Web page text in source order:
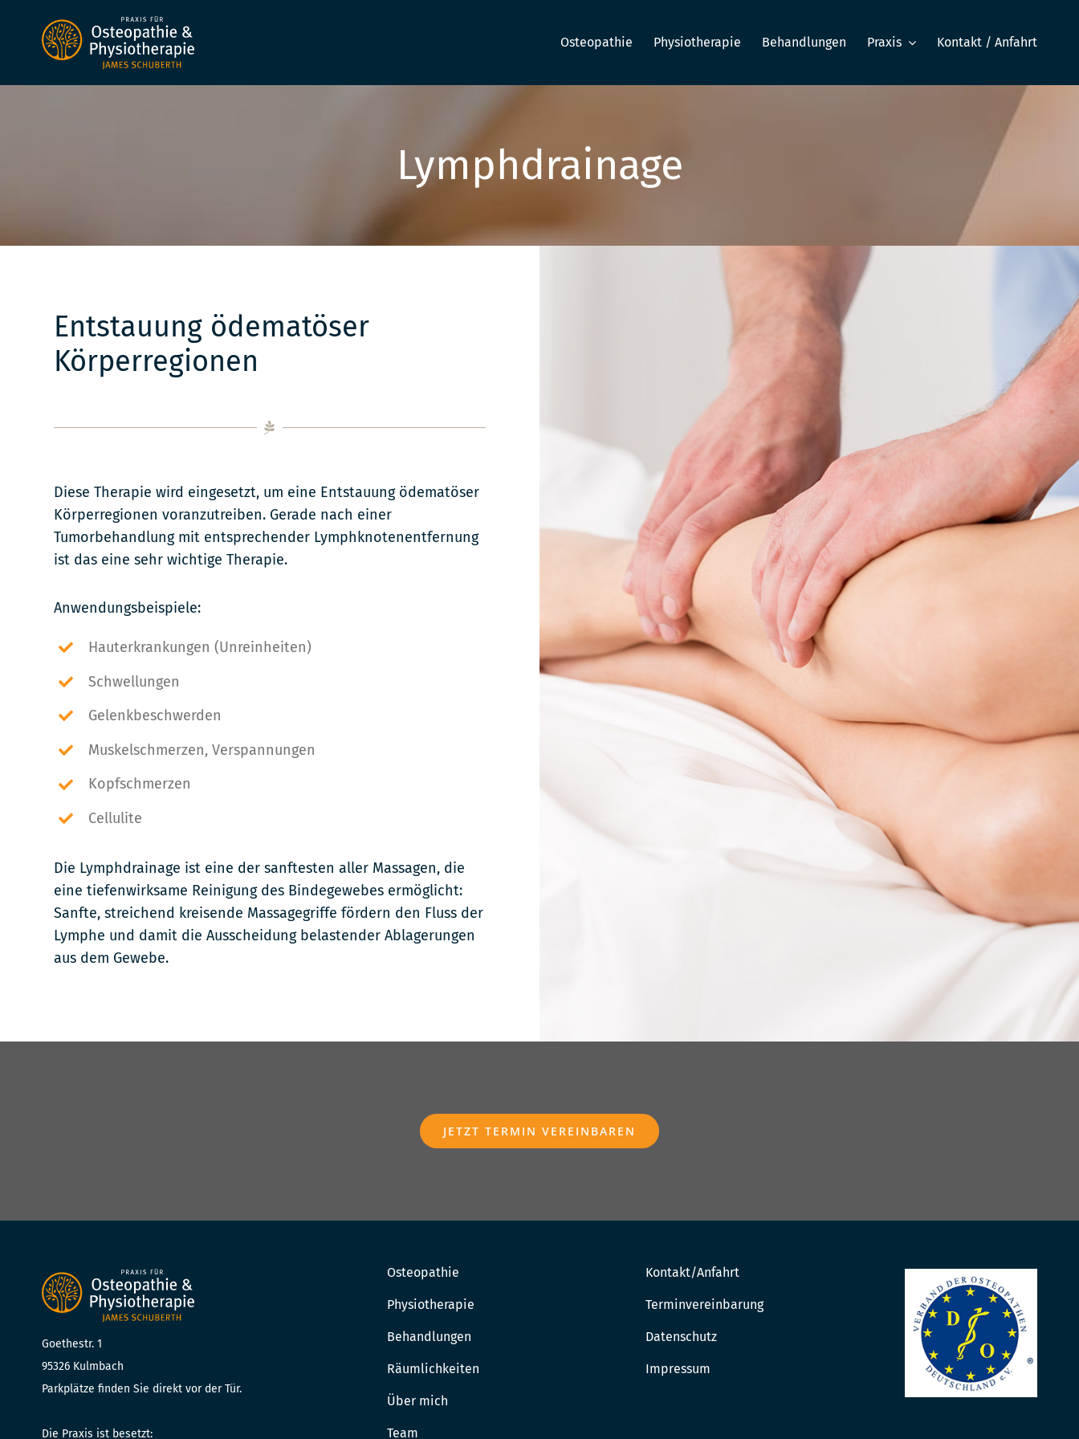
springen
Osteopathie Physiotherapie Behandlungen Praxis Kontakt / Anfahrt
Lymphdrainage
Entstauung ödematöser
Körperregionen
Diese Therapie wird eingesetzt, um eine Entstauung ödematöser
Körperregionen voranzutreiben. Gerade nach einer
Tumorbehandlung mit entsprechender Lymphknotenentfernung
ist das eine sehr wichtige Therapie.
Anwendungsbeispiele:
Hauterkrankungen (Unreinheiten)
Schwellungen
Gelenkbeschwerden
Muskelschmerzen, Verspannungen
Kopfschmerzen
Cellulite
Die Lymphdrainage ist eine der sanftesten aller Massagen, die
eine tiefenwirksame Reinigung des Bindegewebes ermöglicht:
Sanfte, streichend kreisende Massagegriffe fördern den Fluss der
Lymphe und damit die Ausscheidung belastender Ablagerungen
aus dem Gewebe.
JETZT TERMIN VEREINBAREN
Goethestr. 1
95326 Kulmbach
Parkplätze finden Sie direkt vor der Tür.
Die Praxis ist besetzt:
Osteopathie
Physiotherapie
Behandlungen
Räumlichkeiten
Über mich
Team
Kontakt/Anfahrt
Terminvereinbarung
Datenschutz
Impressum